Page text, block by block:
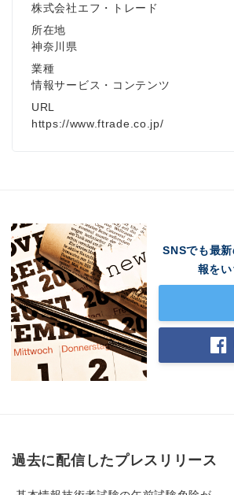
株式会社エフ・トレード
所在地
神奈川県
業種
情報サービス・コンテンツ
URL
https://www.ftrade.co.jp/
SNSでも最
報を
過去に配信したプレスリリース